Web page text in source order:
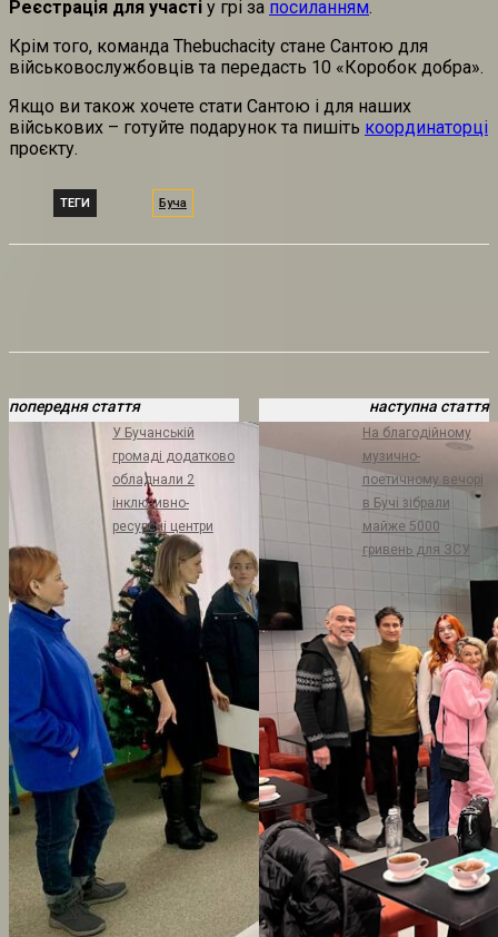
Реєстрація для участі у грі за посиланням.
Крім того, команда Thebuchacity стане Сантою для
військовослужбовців та передасть 10 «Коробок добра».
Якщо ви також хочете стати Сантою і для наших
військових – готуйте подарунок та пишіть координаторці
проєкту.
ТЕГИ Буча
попередня стаття
У Бучанській
громаді додатково
обладнали 2
інклюзивно-
ресурсні центри
наступна стаття
На благодійному
музично-
поетичному вечорі
в Бучі зібрали
майже 5000
гривень для ЗСУ